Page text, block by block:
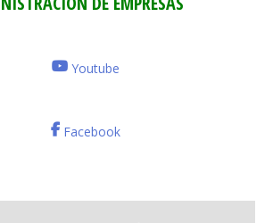
Youtube
Facebook